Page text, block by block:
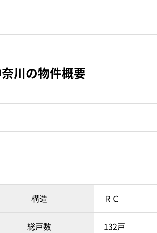
川の物件概要
構造 ＲＣ
総戸数 132戸